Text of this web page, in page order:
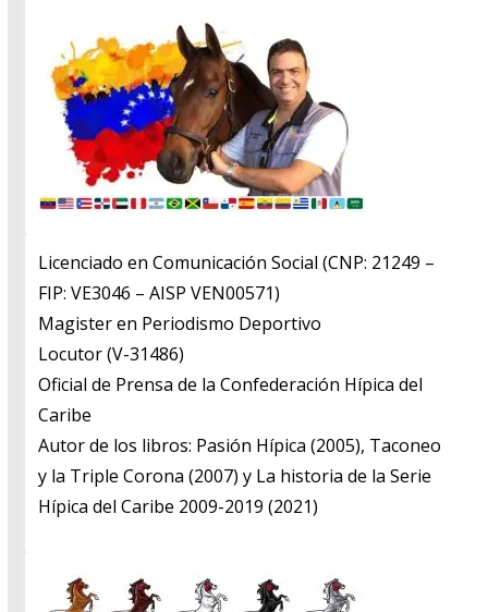
Licenciado en Comunicación Social (CNP: 21249 –
FIP: VE3046 – AISP VEN00571)
​Magister en Periodismo Deportivo
​Locutor (V-31486)
​Oficial de Prensa de la Confederación Hípica del
Caribe
​Autor de los libros: Pasión Hípica (2005), Taconeo
y la Triple Corona (2007) y La historia de la Serie
Hípica del Caribe 2009-2019 (2021)